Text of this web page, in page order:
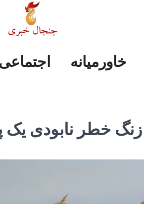
صفحه
ایران
جهان
علم
خاورمیانه اجتماعی
خطر نابودی یک